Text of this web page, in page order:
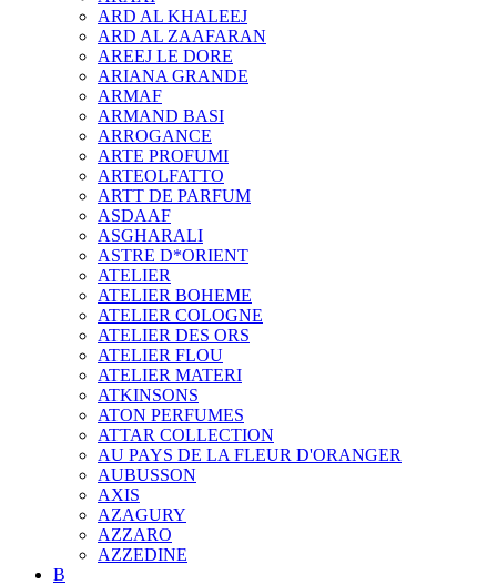
ARD AL KHALEEJ
ARD AL ZAAFARAN
AREEJ LE DORE
ARIANA GRANDE
ARMAF
ARMAND BASI
ARROGANCE
ARTE PROFUMI
ARTEOLFATTO
ARTT DE PARFUM
ASDAAF
ASGHARALI
ASTRE D*ORIENT
ATELIER
ATELIER BOHEME
ATELIER COLOGNE
ATELIER DES ORS
ATELIER FLOU
ATELIER MATERI
ATKINSONS
ATON PERFUMES
ATTAR COLLECTION
AU PAYS DE LA FLEUR D'ORANGER
AUBUSSON
AXIS
AZAGURY
AZZARO
AZZEDINE
B